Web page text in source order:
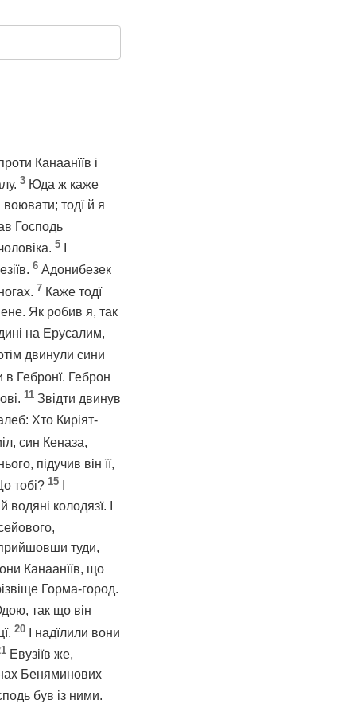
Канаанїїв і
3 Юда ж каже
тодї й я
Господь
5
6 Адонибезек
7 Каже тодї
Як робив я, так
на Ерусалим,
двинули сини
в Гебронї. Геброн
11 Звідти двинув
Хто Киріят-
син Кеназа,
підучив він її,
тобі? 15
колодязї. І
туди,
Канаанїїв, що
Горма-город.
так що він
20
І надїлили вони
Евузіїв же,
Беняминових
був із ними.